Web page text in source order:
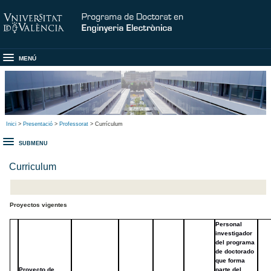
MENÚ
Inici > Presentació > Professorat > Currículum
SUBMENU
Curriculum
Proyectos vigentes
Personal
investigador
del programa
de doctorado
que forma